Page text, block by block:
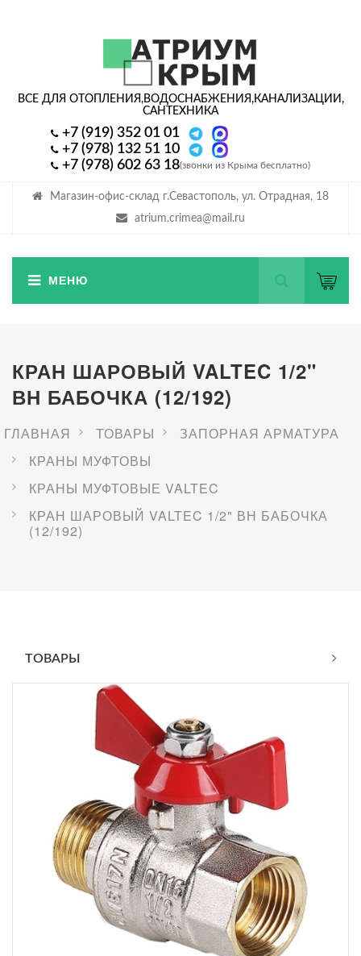
Магазин-офис-склад г.Севастополь, ул. Отрадная, 18
atrium.crimea@mail.ru
ВСЕ ДЛЯ ОТОПЛЕНИЯ,ВОДОСНАБЖЕНИЯ,КАНАЛИЗАЦИИ,
САНТЕХНИКА
+7 (919) 352 01 01
+7 (978) 132 51 10
+7 (978) 602 63 18(звонки из Крыма бесплатно)
КРАН ШАРОВЫЙ VALTEC 1/2"
ВН БАБОЧКА (12/192)
ГЛАВНАЯ ТОВАРЫ
ЗАПОРНАЯ АРМАТУРА
КРАНЫ МУФТОВЫ
КРАНЫ МУФТОВЫЕ VALTEC
КРАН ШАРОВЫЙ VALTEC 1/2" ВН БАБОЧКА
(12/192)
ТОВАРЫ